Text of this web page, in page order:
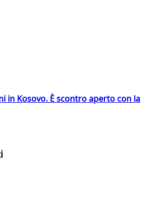
in Kosovo. È scontro aperto con la